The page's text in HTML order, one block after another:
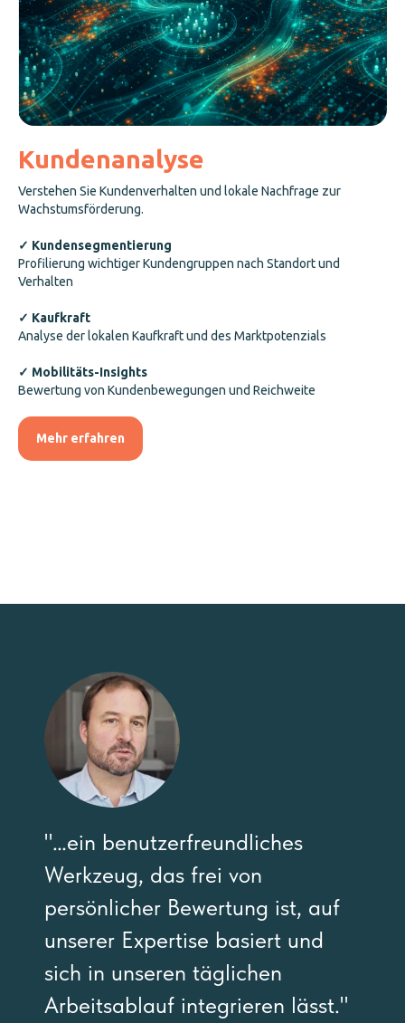
Kundenanalyse
Verstehen Sie Kundenverhalten und lokale Nachfrage zur
Wachstumsförderung.
✓ Kundensegmentierung
Profilierung wichtiger Kundengruppen nach Standort und
Verhalten
✓ Kaufkraft
Analyse der lokalen Kaufkraft und des Marktpotenzials
✓ Mobilitäts-Insights
Bewertung von Kundenbewegungen und Reichweite
Mehr erfahren
"…ein benutzerfreundliches
Werkzeug, das frei von
persönlicher Bewertung ist, auf
unserer Expertise basiert und
sich in unseren täglichen
Arbeitsablauf integrieren lässt."